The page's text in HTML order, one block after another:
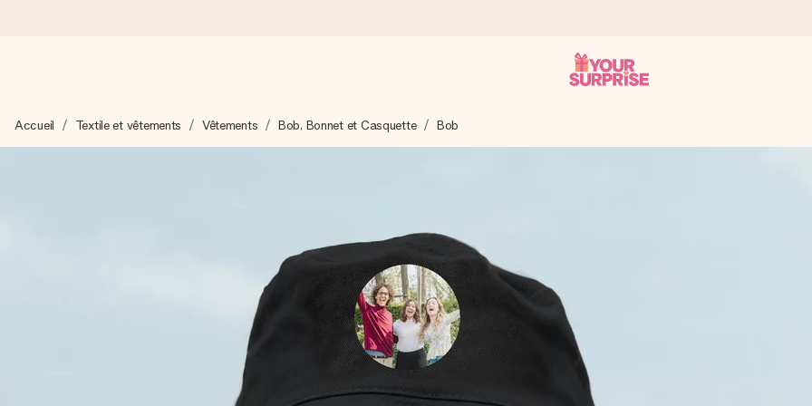
Nous préparons votre cadeau avec attention et l’envoyons en un éclair – pour que vous puissiez l’offrir au bon moment, quand
Nos cadeaux sont appréciés. Les clients nous attribuent une note de 4,8 sur Google Reviews (total de tous les pays où nous
Créez quelque chose d’unique en quelques étapes – avec son prénom, votre photo ou un message qui touche le cœur. Sans
Accueil Textile et vêtements Vêtements Bob, Bonnet et Casquette Bob